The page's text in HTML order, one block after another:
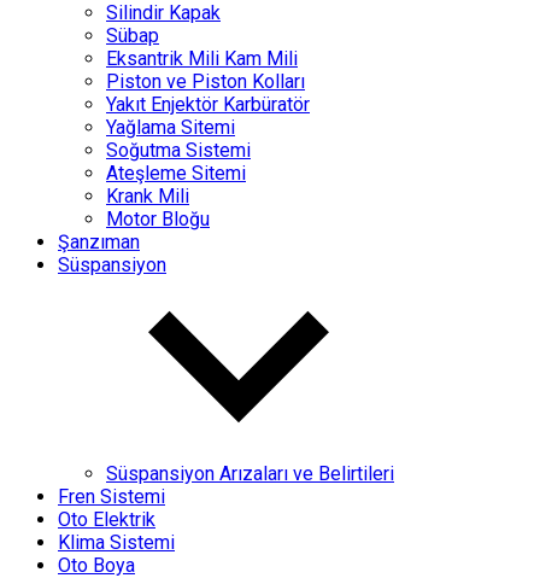
Silindir Kapak
Sübap
Eksantrik Mili Kam Mili
Piston ve Piston Kolları
Yakıt Enjektör Karbüratör
Yağlama Sitemi
Soğutma Sistemi
Ateşleme Sitemi
Krank Mili
Motor Bloğu
Şanzıman
Süspansiyon
Süspansiyon Arızaları ve Belirtileri
Fren Sistemi
Oto Elektrik
Klima Sistemi
Oto Boya